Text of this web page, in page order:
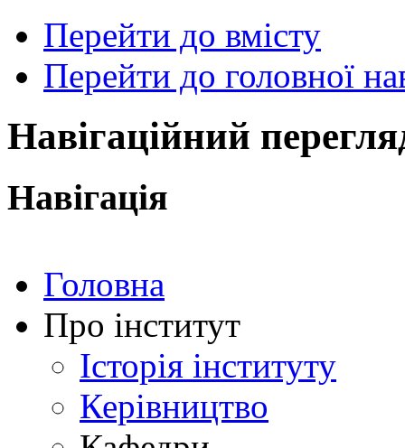
Перейти до вмісту
Перейти до головної
Навігаційний
Навігація
Головна
Про інститут
Історія інституту
Керівництво